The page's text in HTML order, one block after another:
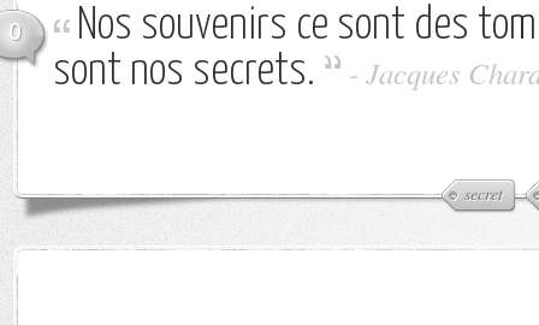
0
Nos souvenirs ce sont des
sont nos secrets.
- Jacques
secret